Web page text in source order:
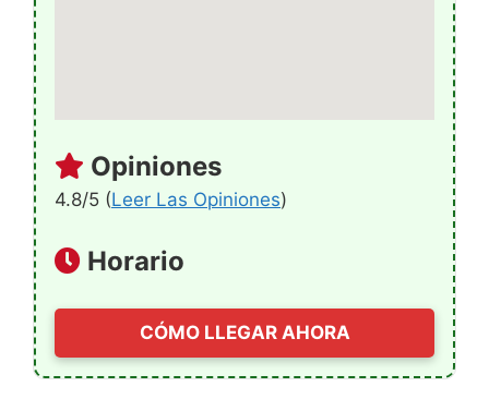
Opiniones
4.8/5 (Leer Las Opiniones)
Horario
CÓMO LLEGAR AHORA